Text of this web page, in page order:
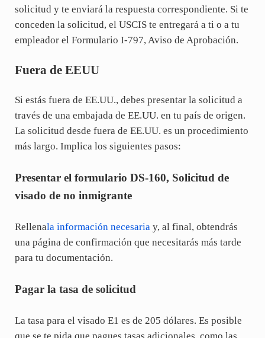
solicitud y te enviará la respuesta correspondiente. Si te
conceden la solicitud, el USCIS te entregará a ti o a tu
empleador el Formulario I-797, Aviso de Aprobación.
Fuera de EEUU
Si estás fuera de EE.UU., debes presentar la solicitud a
través de una embajada de EE.UU. en tu país de origen.
La solicitud desde fuera de EE.UU. es un procedimiento
más largo. Implica los siguientes pasos:
Presentar el formulario DS-160, Solicitud de
visado de no inmigrante
Rellenala información necesaria y, al final, obtendrás
una página de confirmación que necesitarás más tarde
para tu documentación.
Pagar la tasa de solicitud
La tasa para el visado E1 es de 205 dólares. Es posible
que se te pida que pagues tasas adicionales, como las